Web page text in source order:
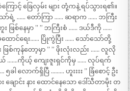
ာင့် ခြေလှမ်း များ တုံ့ကနဲ့ ရပ်သွားရ၏။
ော်ရဲ့ …… တော်ကြာ …… ဆရာက …… ဘကြီး
ဖြစ်နေမှာ ” ” ဘကြီးစံ …… ဒယ်ဒီကို ……
ာင်ရေး…… ပြိုကွဲပြီး …… သော်သော်တို့
ဖြစ်ကုန်တော့မှာ ” ” ဖိုးလုံးလည်း …… လူလို
…….ကိုယ့် ကျေးဇူးရှင်ကိုမှ …… လုပ်ရက်
လောက်ရှိပြီ ……… ဟူးးးး ” ခြံစောင့် ဦး
း ချောင်း နား ထောင်နေသော ဒေါ်သီတာမိုး တ